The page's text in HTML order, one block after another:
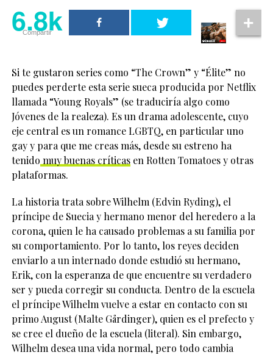
6.8k
Compartir
Si te gustaron series como “The Crown” y “Élite” no
puedes perderte esta serie sueca producida por Netflix
llamada “Young Royals” (se traduciría algo como
Jóvenes de la realeza). Es un drama adolescente, cuyo
eje central es un romance LGBTQ, en particular uno
gay y para que me creas más, desde su estreno ha
tenido muy buenas críticasen Rotten Tomatoes y otras
plataformas.
La historia trata sobre Wilhelm (Edvin Ryding), el
príncipe de Suecia y hermano menor del heredero a la
corona, quien le ha causado problemas a su familia por
su comportamiento. Por lo tanto, los reyes deciden
enviarlo a un internado donde estudió su hermano,
Erik, con la esperanza de que encuentre su verdadero
ser y pueda corregir su conducta. Dentro de la escuela
el príncipe Wilhelm vuelve a estar en contacto con su
primo August (Malte Gårdinger), quien es el prefecto y
se cree el dueño de la escuela (literal). Sin embargo,
Wilhelm desea una vida normal, pero todo cambia